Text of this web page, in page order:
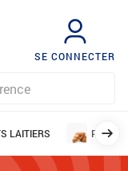
SE CONNECTER
LAITIERS PAINS